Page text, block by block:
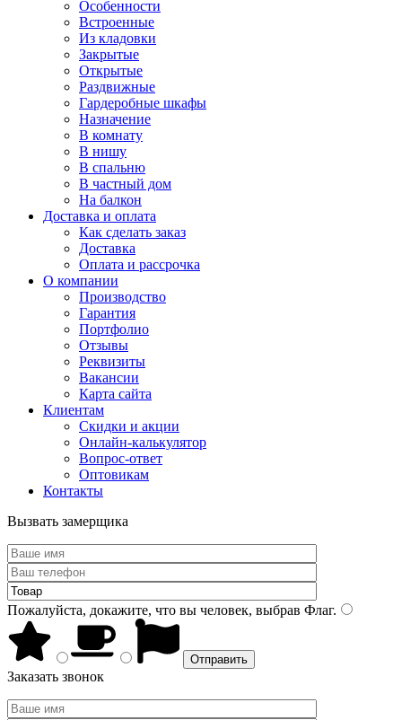
Особенности
Встроенные
Из кладовки
Закрытые
Открытые
Раздвижные
Гардеробные шкафы
Назначение
В комнату
В нишу
В спальню
В частный дом
На балкон
Доставка и оплата
Как сделать заказ
Доставка
Оплата и рассрочка
О компании
Производство
Гарантия
Портфолио
Отзывы
Реквизиты
Вакансии
Карта сайта
Клиентам
Скидки и акции
Онлайн-калькулятор
Вопрос-ответ
Оптовикам
Контакты
Вызвать замерщика
Пожалуйста, докажите, что вы человек, выбрав Флаг.
Заказать звонок